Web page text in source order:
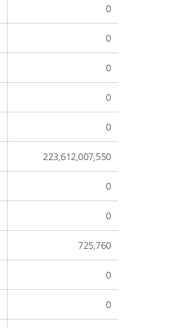
0
0
0
0
0
223,612,007,550
0
0
725,760
0
0